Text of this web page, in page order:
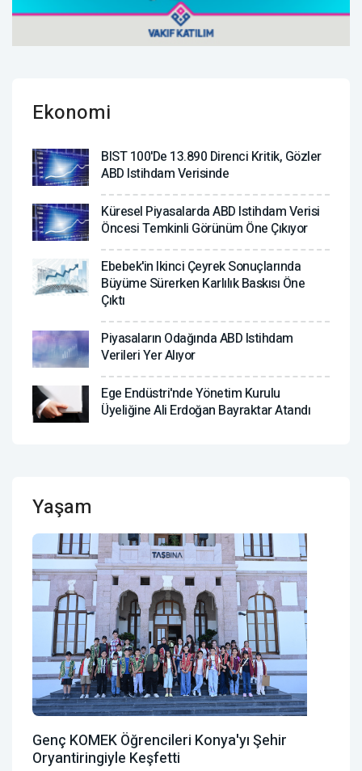
Ekonomi
BIST 100'de 13.890 Direnci Kritik, Gözler
ABD Istihdam Verisinde
Küresel Piyasalarda ABD Istihdam Verisi
Öncesi Temkinli Görünüm Öne Çıkıyor
Ebebek'in Ikinci Çeyrek Sonuçlarında
Büyüme Sürerken Karlılık Baskısı Öne
Çıktı
Piyasaların Odağında ABD Istihdam
Verileri Yer Alıyor
Ege Endüstri'nde Yönetim Kurulu
Üyeliğine Ali Erdoğan Bayraktar Atandı
Yaşam
Genç KOMEK Öğrencileri Konya'yı Şehir
Oryantiringiyle Keşfetti